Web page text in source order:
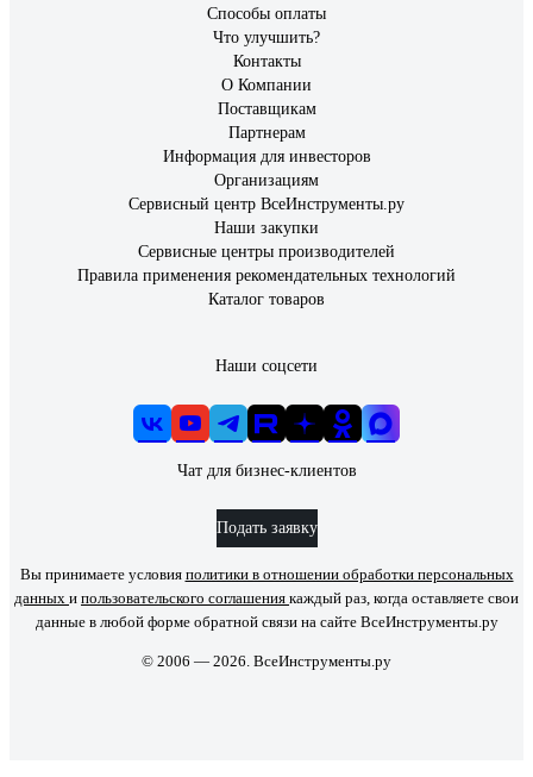
Способы оплаты
Что улучшить?
Контакты
О Компании
Поставщикам
Партнерам
Информация для инвесторов
Организациям
Сервисный центр ВсеИнструменты.ру
Наши закупки
Сервисные центры производителей
Правила применения рекомендательных технологий
Каталог товаров
Наши соцсети
Чат для бизнес-клиентов
Подать заявку
Вы принимаете условия политики в отношении обработки персональных
данных и пользовательского соглашения каждый раз, когда оставляете свои
данные в любой форме обратной связи на сайте ВсеИнструменты.ру
© 2006 — 2026. ВсеИнструменты.ру